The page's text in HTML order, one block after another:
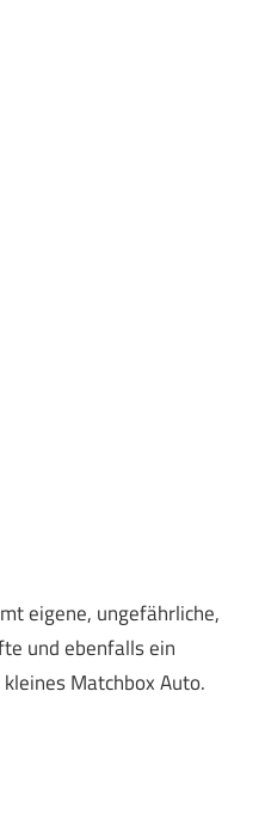
eigene, ungefährliche,
und ebenfalls ein
Matchbox Auto.